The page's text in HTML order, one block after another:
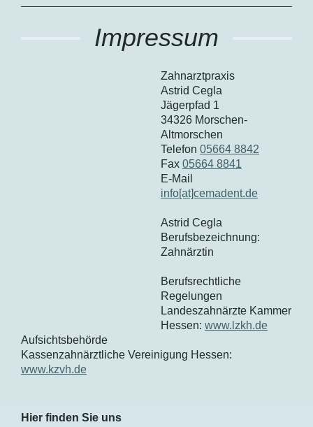
Impressum
Zahnarztpraxis
Astrid Cegla
Jägerpfad 1
34326 Morschen-
Altmorschen
Telefon 05664 8842
Fax 05664 8841
E-Mail
info[at]cemadent.de
Astrid Cegla
Berufsbezeichnung:
Zahnärztin
Berufsrechtliche
Regelungen
Landeszahnärzte Kammer
Hessen: www.lzkh.de
Aufsichtsbehörde
Kassenzahnärztliche Vereinigung Hessen:
www.kzvh.de
Hier finden Sie uns